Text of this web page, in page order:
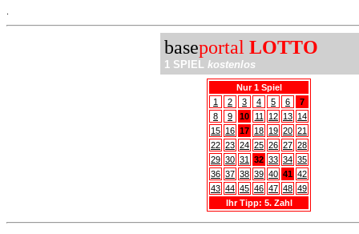
baseportal LOTTO
1 SPIEL kostenlos
Nur 1 Spiel
1
2 3 4 5 6
7
8
9 10 11 12 13 14
15 16 17 18 19 20 21
22 23 24 25 26 27 28
29 30 31 32 33 34 35
36 37 38 39 40 41 42
43 44 45 46 47 48 49
Ihr Tipp: 5. Zahl